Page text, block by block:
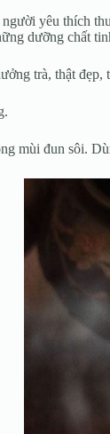
yêu thích
dưỡng chất
trà, thật đẹp,
mùi đun sôi.